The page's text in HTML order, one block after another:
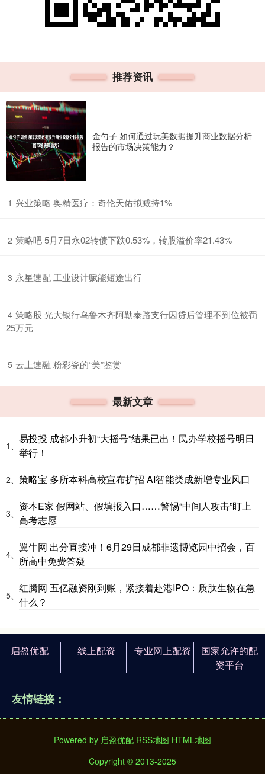
推荐资讯
金勺子 如何通过玩美数据提升商业数据分析
报告的市场决策能力？
1 ​兴业策略 奥精医疗：奇伦天佑拟减持1%
2 ​策略吧 5月7日永02转债下跌0.53%，转股溢价率21.43%
3 ​永星速配 工业设计赋能短途出行
4 ​策略股 光大银行乌鲁木齐阿勒泰路支行因贷后管理不到位被罚
25万元
5 ​云上速融 粉彩瓷的“美”鉴赏
最新文章
1、
易投投 成都小升初“大摇号”结果已出！民办学校摇号明日
举行！
2、 策略宝 多所本科高校宣布扩招 AI智能类成新增专业风口
3、
资本E家 假网站、假填报入口……警惕“中间人攻击”盯上
高考志愿
4、
翼牛网 出分直接冲！6月29日成都非遗博览园中招会，百
所高中免费答疑
5、
红腾网 五亿融资刚到账，紧接着赴港IPO：质肽生物在急
什么？
启盈优配 线上配资 专业网上配资
国家允许的配
资平台
友情链接：
Powered by 启盈优配 RSS地图 HTML地图
Copyright © 2013-2025